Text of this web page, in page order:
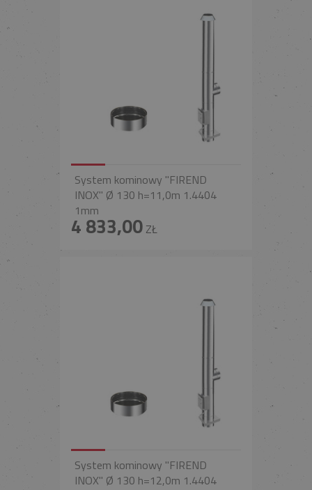
System kominowy "FIREND
INOX" Ø 130 h=11,0m 1.4404
1mm
4 833,00ZŁ
System kominowy "FIREND
INOX" Ø 130 h=12,0m 1.4404